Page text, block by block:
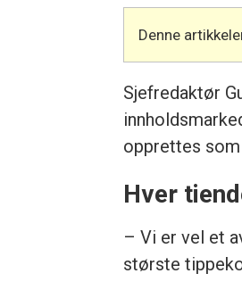
Denne
Sjefredaktør
opprettes
Hver
– Vi er vel et
største